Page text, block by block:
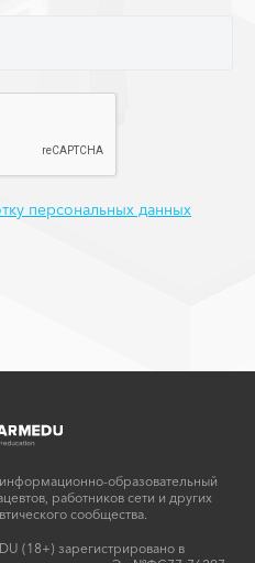
персональных данных
образовательный
работников сети и других
сообщества.
(18+) зарегистрировано в